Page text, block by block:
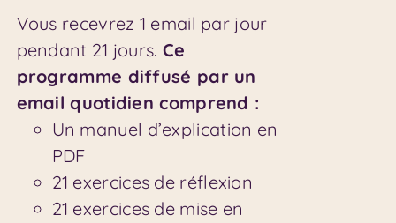
Vous recevrez 1 email par jour
pendant 21 jours. Ce
programme diffusé par un
email quotidien comprend :
Un manuel d’explication en
PDF
21 exercices de réflexion
21 exercices de mise en